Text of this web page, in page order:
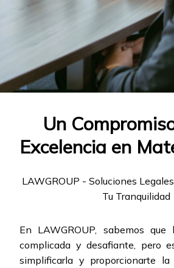
Un
Excelencia en
LAWGROUP - Soluciones
Tu Tranquilidad
En LAWGROUP, sabemos
complicada y desafiante, pero
simplificarla y proporcionarte la